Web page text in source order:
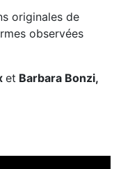
originales de
observées
et Barbara Bonzi,